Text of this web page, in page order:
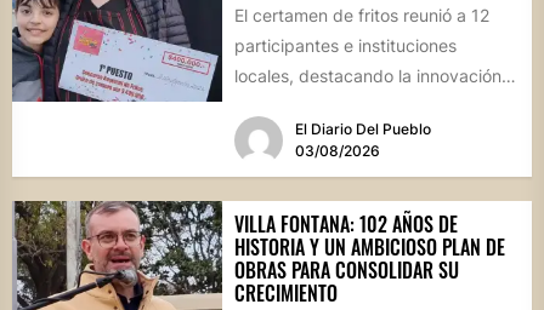
El certamen de fritos reunió a 12
participantes e instituciones
locales, destacando la innovación
El Diario Del Pueblo
03/08/2026
VILLA FONTANA: 102 AÑOS DE
HISTORIA Y UN AMBICIOSO PLAN DE
OBRAS PARA CONSOLIDAR SU
CRECIMIENTO